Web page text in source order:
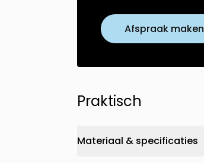
Afspraak maken
Praktisch
Materiaal & specificaties